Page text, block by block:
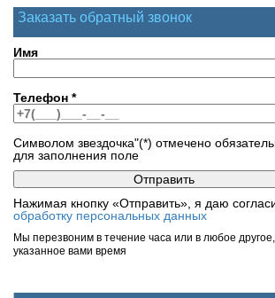
Заказать обратный звонок
Имя
Телефон *
Символом звездочка"(*) отмечено
для заполнения поле
Нажимая кнопку «Отправить», я даю
обработку персональных данных
Мы перезвоним в течение часа или в любое другое,
указанное вами время